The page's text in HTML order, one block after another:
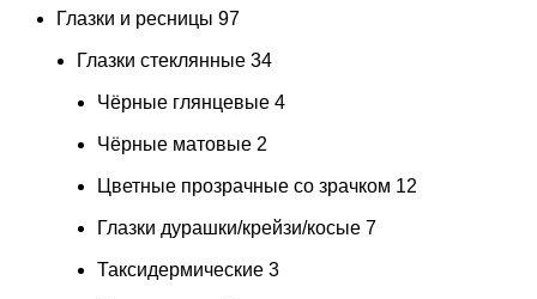
Глазки и ресницы 97
Глазки стеклянные 34
Чёрные глянцевые 4
Чёрные матовые 2
Цветные прозрачные со зрачком 12
Глазки дурашки/крейзи/косые 7
Таксидермические 3